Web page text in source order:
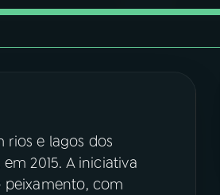
rios e lagos dos
2015. A iniciativa
peixamento, com